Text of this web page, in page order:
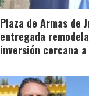
Plaza de Armas de
entregada
inversión cercana